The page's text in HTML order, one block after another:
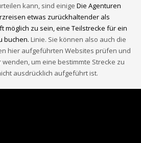
kann, sind einige Die Agenturen
etwas zurückhaltender als
möglich zu sein, eine Teilstrecke für ein
buchen. Linie. Sie können also auch die
hier aufgeführten Websites prüfen und
um eine bestimmte Strecke zu
ausdrücklich aufgeführt ist.